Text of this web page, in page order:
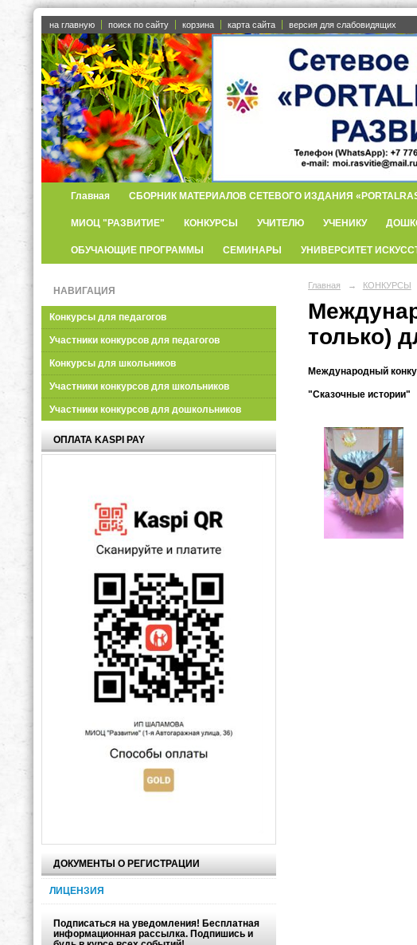
на главную поиск по сайту корзина карта сайта версия для слабовидящих
Главная СБОРНИК МАТЕРИАЛОВ СЕТЕВОГО ИЗДАНИЯ
МИОЦ "РАЗВИТИЕ" КОНКУРСЫ УЧИТЕЛЮ УЧЕНИКУ
ОБУЧАЮЩИЕ ПРОГРАММЫ СЕМИНАРЫ УНИВЕРСИТЕТ
НАВИГАЦИЯ
Конкурсы для педагогов
Участники конкурсов для педагогов
Конкурсы для школьников
Участники конкурсов для школьников
Участники конкурсов для дошкольников
ОПЛАТА KASPI PAY
ДОКУМЕНТЫ О РЕГИСТРАЦИИ
ЛИЦЕНЗИЯ
Подписаться на уведомления! Бесплатная
информационная рассылка. Подпишись и
Главная → КОНКУРСЫ
только)
Международный
"Сказочные истории"